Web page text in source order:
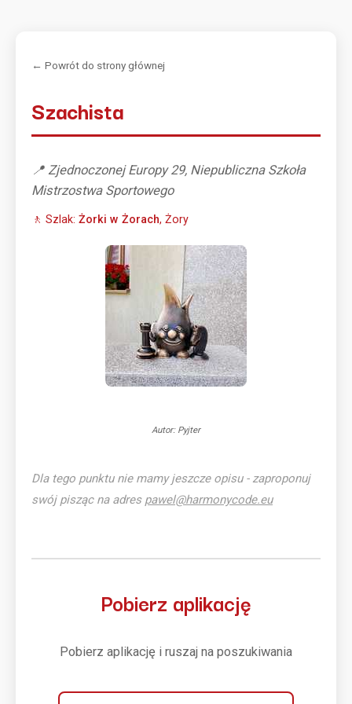
← Powrót do strony głównej
Szachista
📍 Zjednoczonej Europy 29, Niepubliczna Szkoła
Mistrzostwa Sportowego
🚶 Szlak: Żorki w Żorach, Żory
Autor: Pyjter
Dla tego punktu nie mamy jeszcze opisu - zaproponuj
swój pisząc na adres pawel@harmonycode.eu
Pobierz aplikację
Pobierz aplikację i ruszaj na poszukiwania